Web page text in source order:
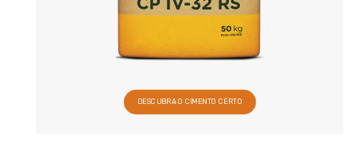
DESCUBRA O CIMENTO CERTO